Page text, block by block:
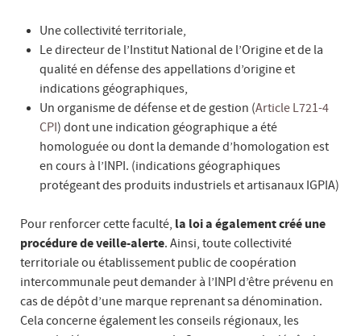
Une collectivité territoriale,
Le directeur de l’Institut National de l’Origine et de la
qualité en défense des appellations d’origine et
indications géographiques,
Un organisme de défense et de gestion (Article L721-4
CPI) dont une indication géographique a été
homologuée ou dont la demande d’homologation est
en cours à l’INPI. (indications géographiques
protégeant des produits industriels et artisanaux IGPIA)
Pour renforcer cette faculté, la loi a également créé une
procédure de veille-alerte. Ainsi, toute collectivité
territoriale ou établissement public de coopération
intercommunale peut demander à l’INPI d’être prévenu en
cas de dépôt d’une marque reprenant sa dénomination.
Cela concerne également les conseils régionaux, les